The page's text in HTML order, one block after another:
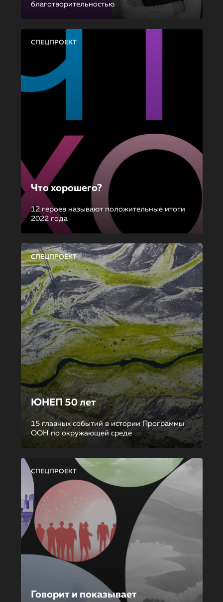
благотворительностью
СПЕЦПРОЕКТ
Что хорошего?
12 героев называют положительные итоги
2022 года
СПЕЦПРОЕКТ
ЮНЕП 50 лет
15 главных событий в истории Программы
ООН по окружающей среде
СПЕЦПРОЕКТ
Говорит и показывает